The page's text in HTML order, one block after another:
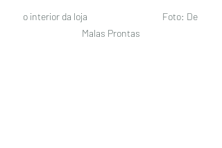
o interior da loja                                    Foto: De
Malas Prontas